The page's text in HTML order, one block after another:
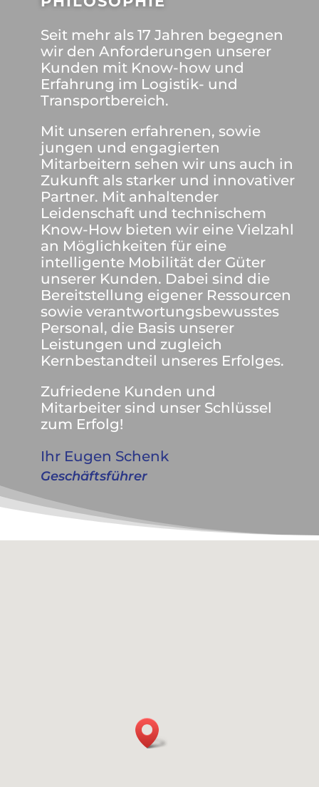
Seit mehr als 17 Jahren begegnen
wir den Anforderungen unserer
Kunden mit Know-how und
Erfahrung im Logistik- und
Transportbereich.
Mit unseren erfahrenen, sowie
jungen und engagierten
Mitarbeitern sehen wir uns auch in
Zukunft als starker und innovativer
Partner. Mit anhaltender
Leidenschaft und technischem
Know-How bieten wir eine Vielzahl
an Möglichkeiten für eine
intelligente Mobilität der Güter
unserer Kunden. Dabei sind die
Bereitstellung eigener Ressourcen
sowie verantwortungsbewusstes
Personal, die Basis unserer
Leistungen und zugleich
Kernbestandteil unseres Erfolges.
Zufriedene Kunden und
Mitarbeiter sind unser Schlüssel
zum Erfolg!
Ihr Eugen Schenk
Geschäftsführer